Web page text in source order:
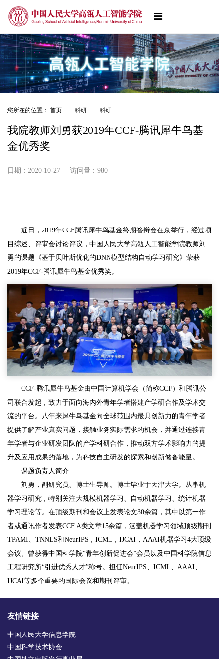
您所在的位置： 首页 - 科研 - 科研
我院教师刘勇获2019年CCF-腾讯犀牛鸟基
金优秀奖
日期：2020-10-27 访问量： 980
近日，2019年CCF腾讯犀牛鸟基金终期答辩会在京举行，经过项
目综述、评审会讨论评议，中国人民大学高瓴人工智能学院教师刘
勇的课题《基于贝叶斯优化的DNN模型结构自动学习研究》荣获
2019年CCF-腾讯犀牛鸟基金优秀奖。
CCF-腾讯犀牛鸟基金由中国计算机学会（简称CCF）和腾讯公
司联合发起，致力于面向海内外青年学者搭建产学研合作及学术交
流的平台。八年来犀牛鸟基金向全球范围内最具创新力的青年学者
提供了解产业真实问题，接触业务实际需求的机会，并通过连接青
年学者与企业研发团队的产学科研合作，推动双方学术影响力的提
升及应用成果的落地，为科技自主研发的探索和创新储备能量。
课题负责人简介
刘勇，副研究员、博士生导师。博士毕业于天津大学。从事机
器学习研究，特别关注大规模机器学习、自动机器学习、统计机器
学习理论等。在顶级期刊和会议上发表论文30余篇，其中以第一作
者或通讯作者发表CCF A类文章15余篇，涵盖机器学习领域顶级期刊
TPAMI、TNNLS和NeurIPS，ICML，IJCAI，AAAI机器学习4大顶级
会议。曾获得中国科学院“青年创新促进会”会员以及中国科学院信息
工程研究所“引进优秀人才”称号。担任NeurIPS、ICML、AAAI、
IJCAI等多个重要的国际会议和期刊评审。
友情链接
中国人民大学信息学院
中国科学技术协会